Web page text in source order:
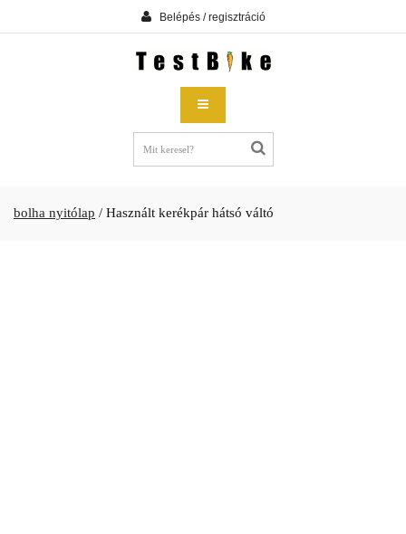
Belépés / regisztráció
bolha nyitólap / Használt kerékpár hátsó váltó